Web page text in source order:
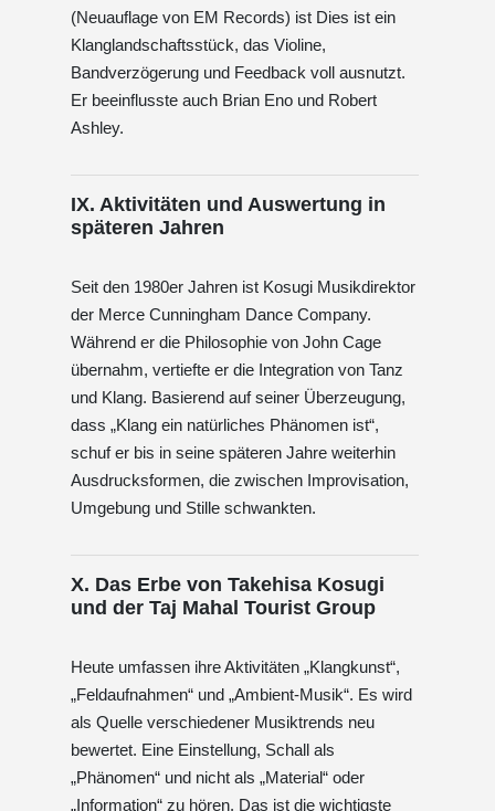
(Neuauflage von EM Records) ist Dies ist ein
Klanglandschaftsstück, das Violine,
Bandverzögerung und Feedback voll ausnutzt.
Er beeinflusste auch Brian Eno und Robert
Ashley.
IX. Aktivitäten und Auswertung in
späteren Jahren
Seit den 1980er Jahren ist Kosugi Musikdirektor
der Merce Cunningham Dance Company.
Während er die Philosophie von John Cage
übernahm, vertiefte er die Integration von Tanz
und Klang. Basierend auf seiner Überzeugung,
dass „Klang ein natürliches Phänomen ist“,
schuf er bis in seine späteren Jahre weiterhin
Ausdrucksformen, die zwischen Improvisation,
Umgebung und Stille schwankten.
X. Das Erbe von Takehisa Kosugi
und der Taj Mahal Tourist Group
Heute umfassen ihre Aktivitäten „Klangkunst“,
„Feldaufnahmen“ und „Ambient-Musik“. Es wird
als Quelle verschiedener Musiktrends neu
bewertet. Eine Einstellung, Schall als
„Phänomen“ und nicht als „Material“ oder
„Information“ zu hören. Das ist die wichtigste